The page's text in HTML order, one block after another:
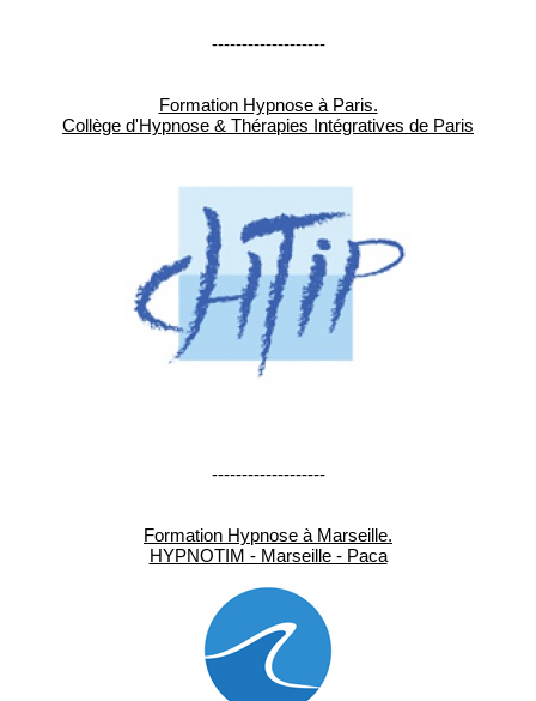
-------------------
Formation Hypnose à Paris.
Collège d'Hypnose & Thérapies Intégratives de Paris
-------------------
Formation Hypnose à Marseille.
HYPNOTIM - Marseille - Paca